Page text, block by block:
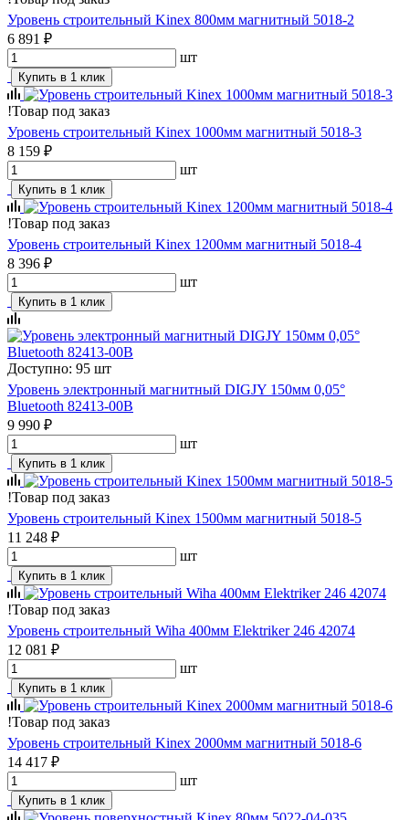
Уровень строительный Kinex 800мм магнитный 5018-2
6 891 ₽
шт
Купить в 1 клик
!Товар под заказ
Уровень строительный Kinex 1000мм магнитный 5018-3
8 159 ₽
шт
Купить в 1 клик
!Товар под заказ
Уровень строительный Kinex 1200мм магнитный 5018-4
8 396 ₽
шт
Купить в 1 клик
Доступно: 95 шт
Уровень электронный магнитный DIGJY 150мм 0,05°
Bluetooth 82413-00B
9 990 ₽
шт
Купить в 1 клик
!Товар под заказ
Уровень строительный Kinex 1500мм магнитный 5018-5
11 248 ₽
шт
Купить в 1 клик
!Товар под заказ
Уровень строительный Wiha 400мм Elektriker 246 42074
12 081 ₽
шт
Купить в 1 клик
!Товар под заказ
Уровень строительный Kinex 2000мм магнитный 5018-6
14 417 ₽
шт
Купить в 1 клик